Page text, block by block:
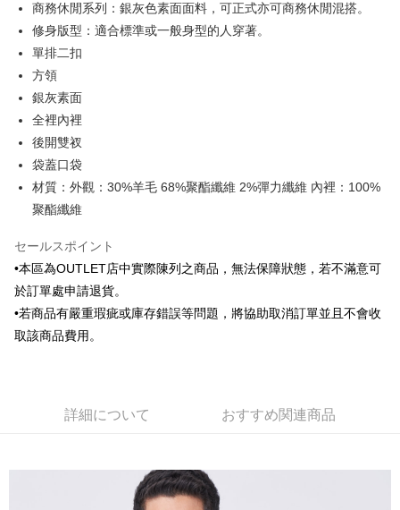
華南商業銀行
彰化商業銀行
上海商業儲蓄銀行
台北富邦商業銀行
国泰世華商業銀行
台湾中小企業銀行
聯邦商業銀行
元大商業銀行
玉山商業銀行
台新國際商業銀行
台湾楽天クレジットカード会社
華南商業銀行
彰化商業銀行
上海商業儲蓄銀行
国泰世華商業銀行
台湾中小企業銀行
HSBC(台湾)商業銀行
元大商業銀行
玉山商業銀行
台新國際商業銀行
中国信託商業銀行
台湾楽天クレジットカード会社
LINE Pay
Apple Pay
JKOPAY
Easy Wallet
Google Pay
Plus Pay
説明
一、 AFTEE代金後払いについて
ウが表示されます。
2.SMSで認証してお支払い手続を進めてください。
3.注文するときのお支払いは不要です。商品はご指定の住所に配送されま
す。
はアプリの通知に従って、4大コンビニ、またはATM/オンラインバンキン
リをダウンロードして AFTEE 会員になるとお支払い期限を最長 45 日以内
ATM払い
配送方法
新竹物流離島宅配
商務休閒系列：銀灰色素面面料，可正式亦可商務休閒混搭。
修身版型：適合標準或一般身型的人穿著。
單排二扣
方領
銀灰素面
全裡內裡
後開雙衩
袋蓋口袋
材質：外觀：30%羊毛 68%聚酯纖維 2%彈力纖維 內裡：100%
聚酯纖維
セールスポイント
•本區為OUTLET店中實際陳列之商品，無法保障狀態，若不滿意可
於訂單處申請退貨。
•若商品有嚴重瑕疵或庫存錯誤等問題，將協助取消訂單並且不會收
取該商品費用。
詳細について おすすめ関連商品